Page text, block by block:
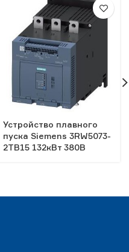
Устройство плавного
пуска Siemens 3RW5073-
2TB15 132кВт 380В